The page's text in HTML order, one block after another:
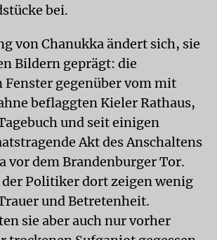
bei.
von Chanukka ändert sich, sie
Bildern geprägt: die
Fenster gegenüber vom mit
beflaggten Kieler Rathaus,
und seit einigen
Akt des Anschaltens
vor dem Brandenburger Tor.
der Politiker dort zeigen wenig
und Betretenheit.
sie aber auch nur vorher